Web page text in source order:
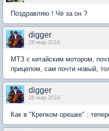
Поздравляю ! Чё за он ?
digger
28 мар 2016
МТЗ с китайским мотором,
прицепом, сам почти новый,
digger
28 мар 2016
Как в "Крепком орешке" :